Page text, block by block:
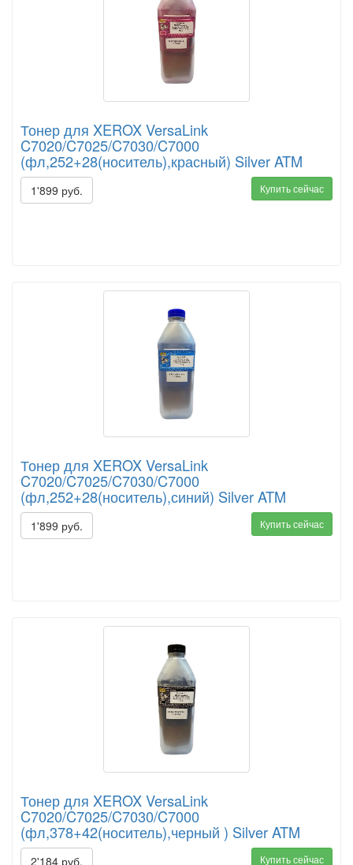
Тонер для XEROX VersaLink
C7020/C7025/C7030/C7000
(фл,252+28(носитель),красный) Silver ATM
1'899 руб. Купить сейчас
Тонер для XEROX VersaLink
C7020/C7025/C7030/C7000
(фл,252+28(носитель),синий) Silver ATM
1'899 руб. Купить сейчас
Тонер для XEROX VersaLink
C7020/C7025/C7030/C7000
(фл,378+42(носитель),черный ) Silver ATM
2'184 руб. Купить сейчас